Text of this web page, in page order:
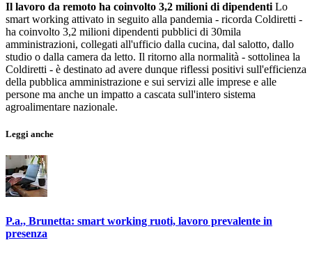
Il lavoro da remoto ha coinvolto 3,2 milioni di dipendenti Lo
smart working attivato in seguito alla pandemia - ricorda Coldiretti -
ha coinvolto 3,2 milioni dipendenti pubblici di 30mila
amministrazioni, collegati all'ufficio dalla cucina, dal salotto, dallo
studio o dalla camera da letto. Il ritorno alla normalità - sottolinea la
Coldiretti - è destinato ad avere dunque riflessi positivi sull'efficienza
della pubblica amministrazione e sui servizi alle imprese e alle
persone ma anche un impatto a cascata sull'intero sistema
agroalimentare nazionale.
Leggi anche
P.a., Brunetta: smart working ruoti, lavoro prevalente in
presenza